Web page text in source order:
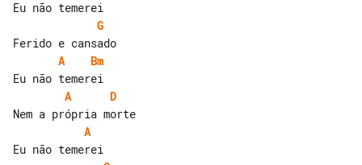
G
A
Bm
A
D
A